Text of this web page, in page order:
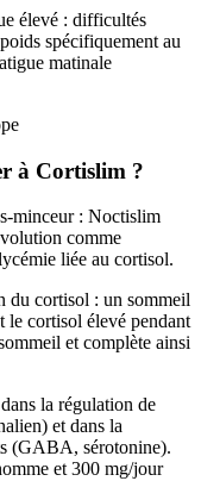
élevé : difficultés
spécifiquement au
matinale
à Cortislim ?
minceur : Noctislim
comme
liée au cortisol.
du cortisol : un sommeil
le cortisol élevé pendant
et complète ainsi
la régulation de
et dans la
(GABA, sérotonine).
et 300 mg/jour